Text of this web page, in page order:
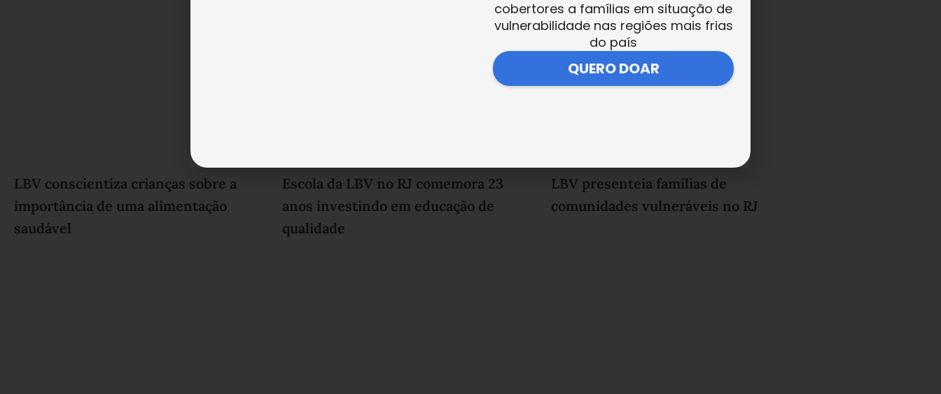
LBV conscientiza crianças sobre a
importância de uma alimentação
saudável
Escola da LBV no RJ comemora 23
anos investindo em educação de
qualidade
LBV presenteia famílias de
comunidades vulneráveis no RJ
cobertores a famílias em situação de
vulnerabilidade nas regiões mais frias
do país
QUERO DOAR